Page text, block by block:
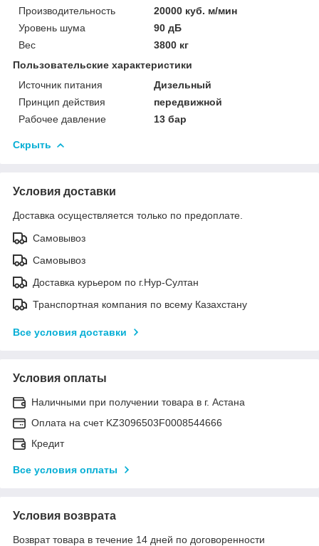
Производительность
20000 куб. м/мин
Уровень шума
90 дБ
Вес
3800 кг
Пользовательские характеристики
Источник питания
Дизельный
Принцип действия
передвижной
Рабочее давление
13 бар
Скрыть
Условия доставки
Доставка осуществляется только по предоплате.
Самовывоз
Самовывоз
Доставка курьером по г.Нур-Султан
Транспортная компания по всему Казахстану
Все условия доставки
Условия оплаты
Наличными при получении товара в г. Астана
Оплата на счет KZ3096503F0008544666
Кредит
Все условия оплаты
Условия возврата
Возврат товара в течение 14 дней по договоренности